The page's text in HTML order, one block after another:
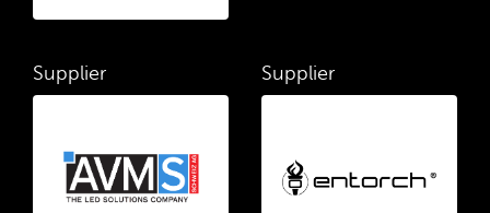
Supplier Supplier